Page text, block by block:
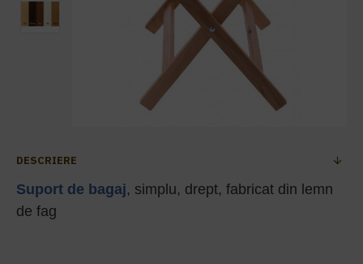
DESCRIERE
Suport de bagaj, simplu, drept, fabricat din lemn
de fag